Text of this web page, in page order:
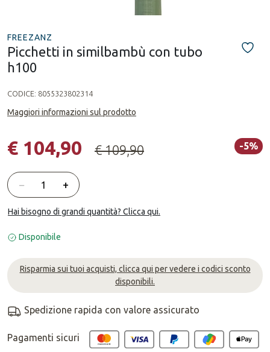
FREEZANZ
Picchetti in similbambù con tubo
h100
CODICE: 8055323802314
Maggiori informazioni sul prodotto
-5%
€ 104,90 € 109,90
Quantità
− +
Hai bisogno di grandi quantità? Clicca qui.
Disponibile
Risparmia sui tuoi acquisti, clicca qui per vedere i codici sconto
disponibili.
Spedizione rapida con valore assicurato
Pagamenti sicuri